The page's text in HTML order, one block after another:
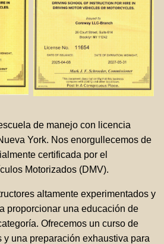
de manejo con licencia
York. Nos enorgullecemos de
certificada por el
Motorizados (DMV).
altamente experimentados y
proporcionar una educación de
Ofrecemos un curso de
y una preparación exhaustiva para